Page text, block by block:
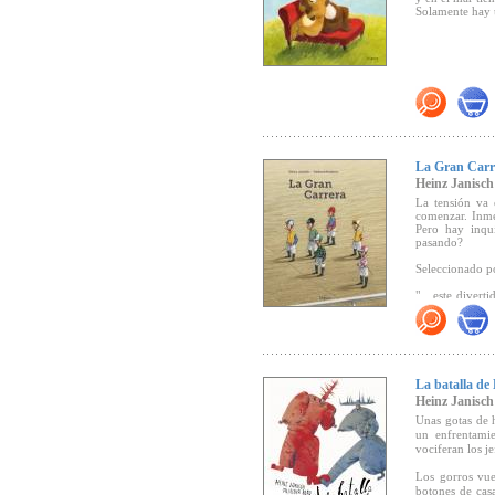
"Un pequeño,
Solamente hay
La Gran
Heinz Janisch
La tensión va
comenzar.
Pero hay
pasando?
Seleccionado
"... este
determinadas
cada año, la
han sido
asistentes, el
determinados
crítica social a
elitismo que
"Janisch nos
La batalla de
Heinz Janisch
Unas gotas de
un
vociferan los
Los gorros
botones de